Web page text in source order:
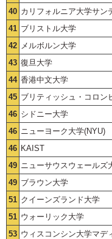
40 カリフォルニア大学サン
41 ブリストル大学
42
メルボルン大学
43 復旦大学
44 香港中文大学
45 ブリティッシュ・コロン
46 シドニー大学
46 ニューヨーク大学(NYU)
46 KAIST
49 ニューサウスウェールズ
49 ブラウン大学
51 クイーンズランド大学
51 ウォーリック大学
53 ウィスコンシン大学マデ